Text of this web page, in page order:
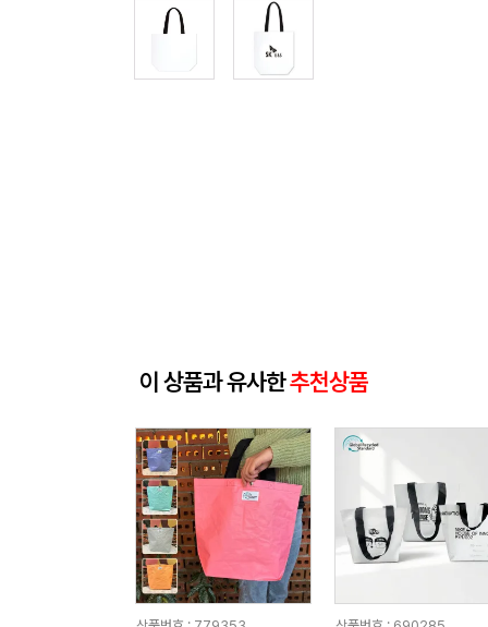
이 상품과 유사한추천상품